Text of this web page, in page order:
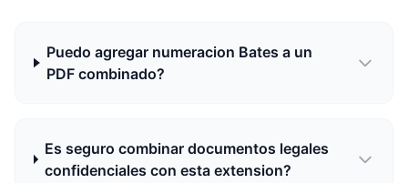
Puedo agregar numeracion Bates a un
PDF combinado?
Es seguro combinar documentos legales
confidenciales con esta extension?